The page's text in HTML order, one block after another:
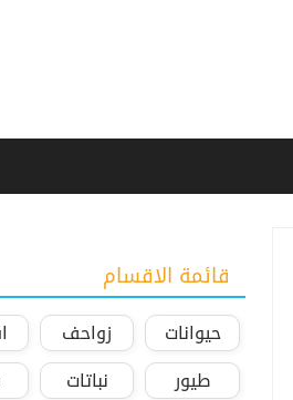
قائمة الاقسام
حيوانات زواحف
طيور
نباتات